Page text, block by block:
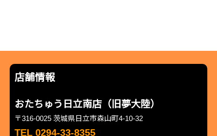
店舗情報
おたちゅう日立南店（旧夢大陸）
〒316-0025 茨城県日立市森山町4-10-32
TEL 0294-33-8355